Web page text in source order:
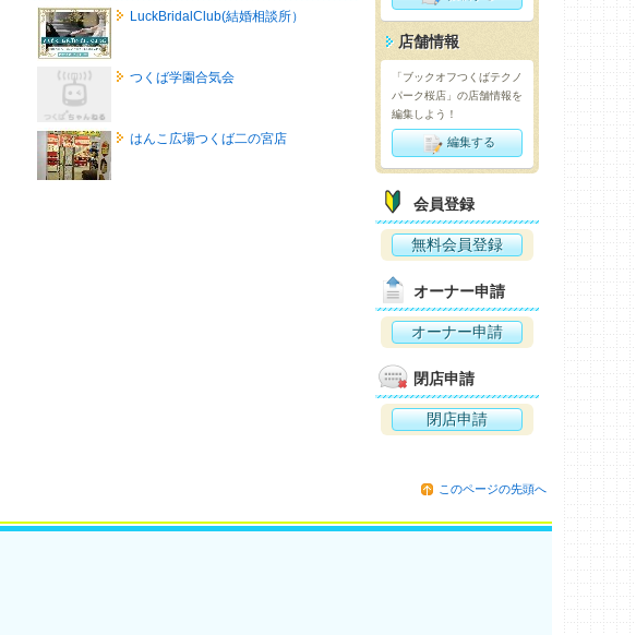
LuckBridalClub(結婚相談所）
つくば学園合気会
はんこ広場つくば二の宮店
店舗情報
「ブックオフつくばテクノ
パーク桜店」の店舗情報を
編集しよう！
編集する
会員登録
無料会員登録
オーナー申請
オーナー申請
閉店申請
閉店申請
このページの先頭へ